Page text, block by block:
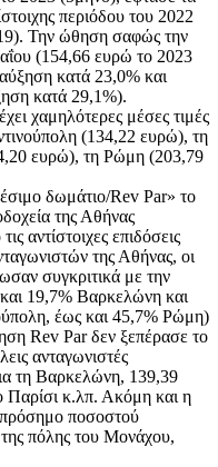
περιόδου του 2022
Την ώθηση σαφώς την
(154,66 ευρώ το 2023
κατά 23,0% και
κατά 29,1%).
χαμηλότερες μέσες τιμές
(134,22 ευρώ), τη
ευρώ), τη Ρώμη (203,79
δωμάτιο/Rev Par» το
της Αθήνας
αντίστοιχες επιδόσεις
της Αθήνας, οι
συγκριτικά με την
19,7% Βαρκελώνη και
έως και 45,7% Ρώμη)
Rev Par δεν ξεπέρασε το
ανταγωνιστές
τη Βαρκελώνη, 139,39
Παρίσι κ.λπ. Ακόμη και η
πρόσημο ποσοστού
πόλης του Μονάχου,